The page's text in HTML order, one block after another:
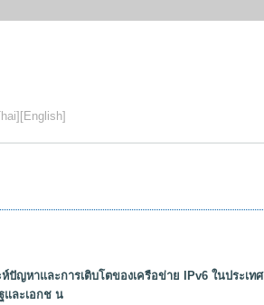
[English]
ปัญหาและการเติบโตของเครือข่าย IPv6 ในประเทศ
และเอกช น